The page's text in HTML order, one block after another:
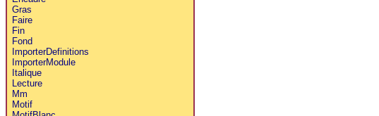
Gras
Faire
Fin
Fond
ImporterDefinitions
ImporterModule
Italique
Lecture
Mm
Motif